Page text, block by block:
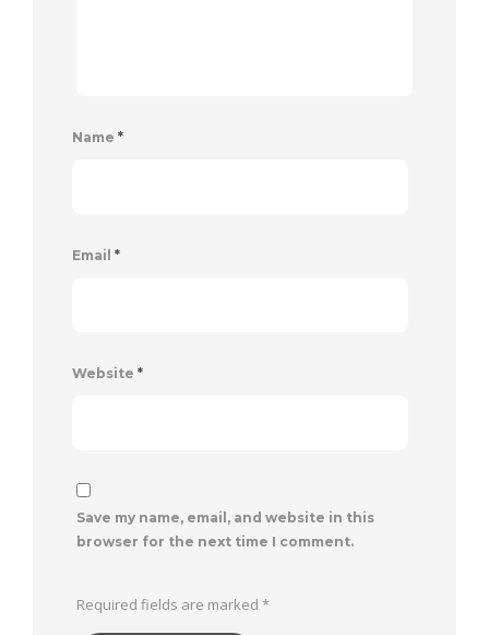
Name *
Email *
Website *
Save my name, email, and website in this
browser for the next time I comment.
Required fields are marked *